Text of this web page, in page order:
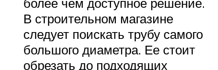
более чем доступное решение.
В строительном магазине
следует поискать трубу самого
большого диаметра. Ее стоит
обрезать до подходящих